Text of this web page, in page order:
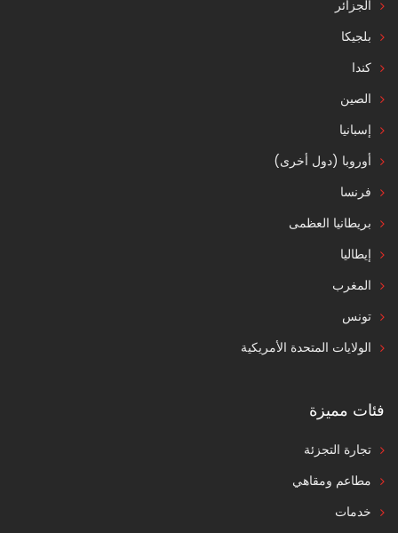
الجزائر
بلجيكا
كندا
الصين
إسبانيا
أوروبا (دول أخرى)
فرنسا
بريطانيا العظمى
إيطاليا
المغرب
تونس
الولايات المتحدة الأمريكية
فئات مميزة
تجارة التجزئة
مطاعم ومقاهي
خدمات